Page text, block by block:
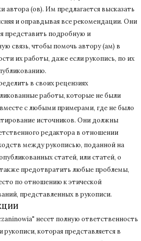
автора (ов). Им предлагается высказать
и оправдывая все рекомендации. Они
представить подробную и
связь, чтобы помочь автору (ам) в
их работы, даже если рукопись, по их
в своих рецензиях
работы, которые не были
с любыми примерами, где не было
источников. Они должны
редактора в отношении
между рукописью, поданной на
статей, или статей, о
предотвратить любые проблемы,
по отношению к этической
представленных в рукописи.
несет полную ответственность
которая представляется в